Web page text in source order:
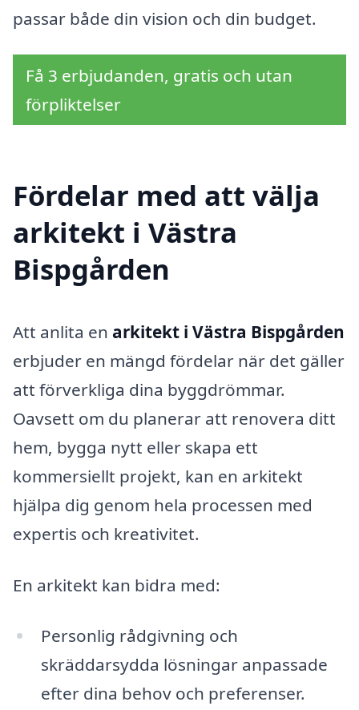
passar både din vision och din budget.
Få 3 erbjudanden, gratis och utan
förpliktelser
Fördelar med att välja
arkitekt i Västra
Bispgården
Att anlita en arkitekt i Västra Bispgården
erbjuder en mängd fördelar när det gäller
att förverkliga dina byggdrömmar.
Oavsett om du planerar att renovera ditt
hem, bygga nytt eller skapa ett
kommersiellt projekt, kan en arkitekt
hjälpa dig genom hela processen med
expertis och kreativitet.
En arkitekt kan bidra med:
Personlig rådgivning och
skräddarsydda lösningar anpassade
efter dina behov och preferenser.